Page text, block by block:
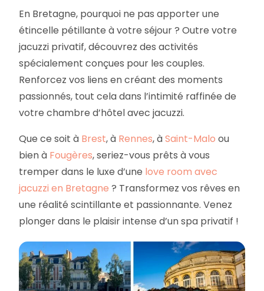
En Bretagne, pourquoi ne pas apporter une
étincelle pétillante à votre séjour ? Outre votre
jacuzzi privatif, découvrez des activités
spécialement conçues pour les couples.
Renforcez vos liens en créant des moments
passionnés, tout cela dans l’intimité raffinée de
votre chambre d’hôtel avec jacuzzi.
Que ce soit à Brest, à Rennes, àSaint-Malo ou
bien à Fougères, seriez-vous prêts à vous
tremper dans le luxe d’une love room avec
jacuzzi en Bretagne ? Transformez vos rêves en
une réalité scintillante et passionnante. Venez
plonger dans le plaisir intense d’un spa privatif !